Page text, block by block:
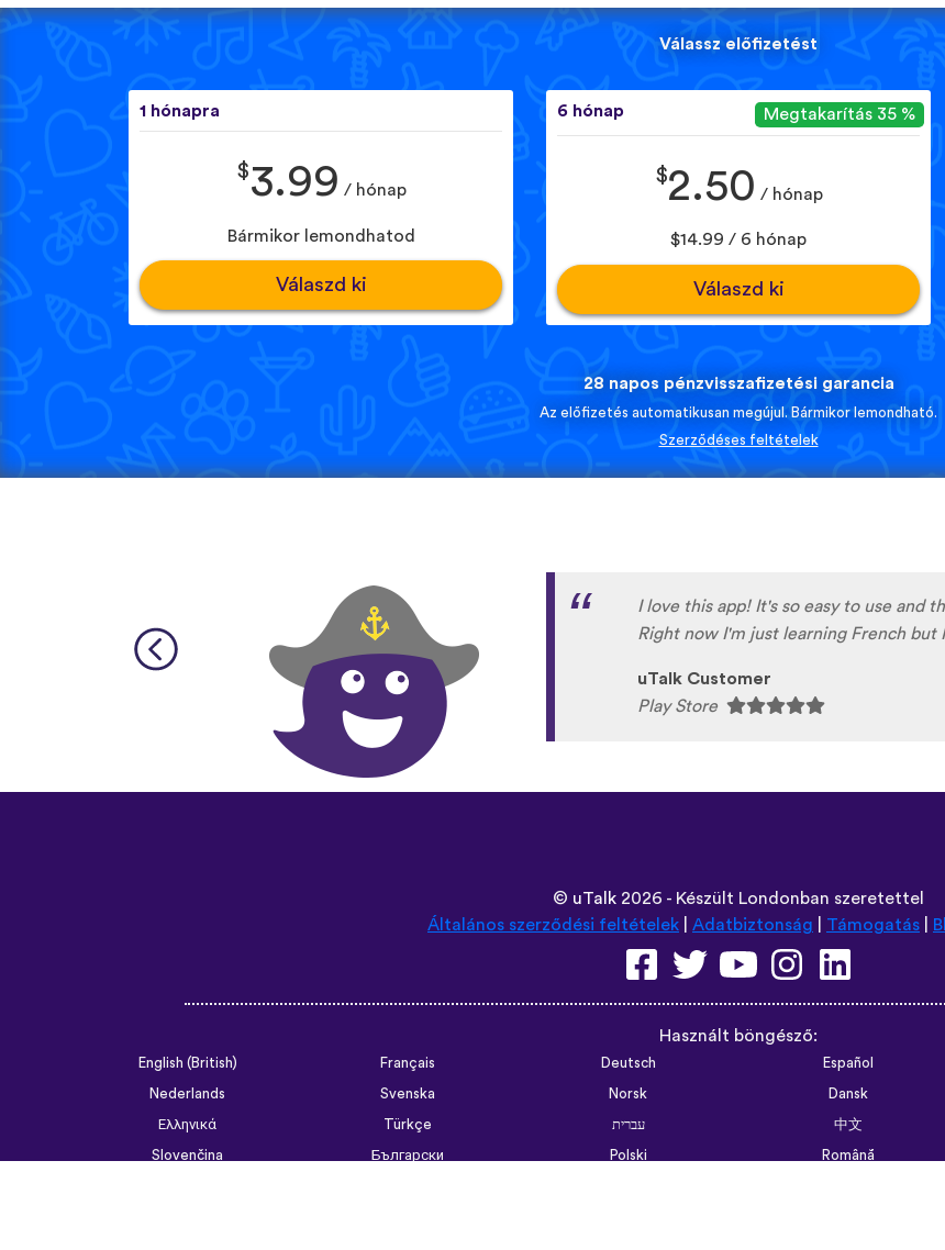
Válassz előfizetést
1 hónapra
$3.99 / hónap
Bármikor lemondhatod
Válaszd ki
6 hónap Megtakarítás 35 %
$2.50 / hónap
$14.99 / 6 hónap
Válaszd ki
28 napos pénzvisszafizetési garancia
Az előfizetés automatikusan megújul. Bármikor lemondható.
Szerződéses feltételek